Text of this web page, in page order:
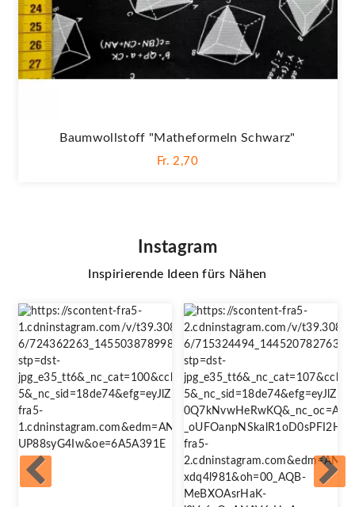
Baumwollstoff "Matheformeln Schwarz"
Fr. 2,70
Instagram
Inspirierende Ideen fürs Nähen